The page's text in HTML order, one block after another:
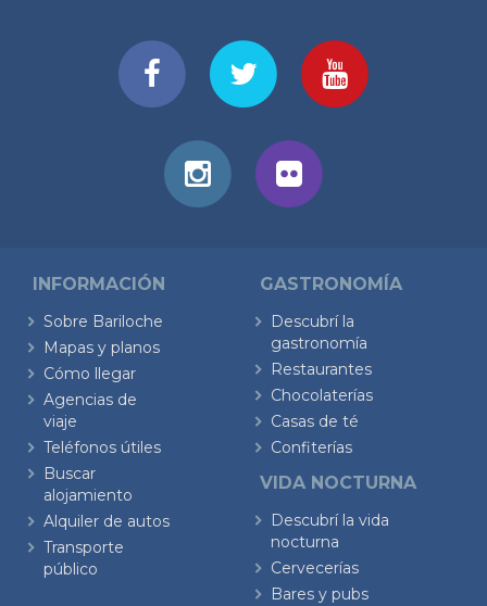
INFORMACIÓN
Sobre Bariloche
Mapas y planos
Cómo llegar
Agencias de
viaje
Teléfonos útiles
Buscar
alojamiento
Alquiler de autos
Transporte
público
GASTRONOMÍA
Descubrí la
gastronomía
Restaurantes
Chocolaterías
Casas de té
Confiterías
VIDA NOCTURNA
Descubrí la vida
nocturna
Cervecerías
Bares y pubs